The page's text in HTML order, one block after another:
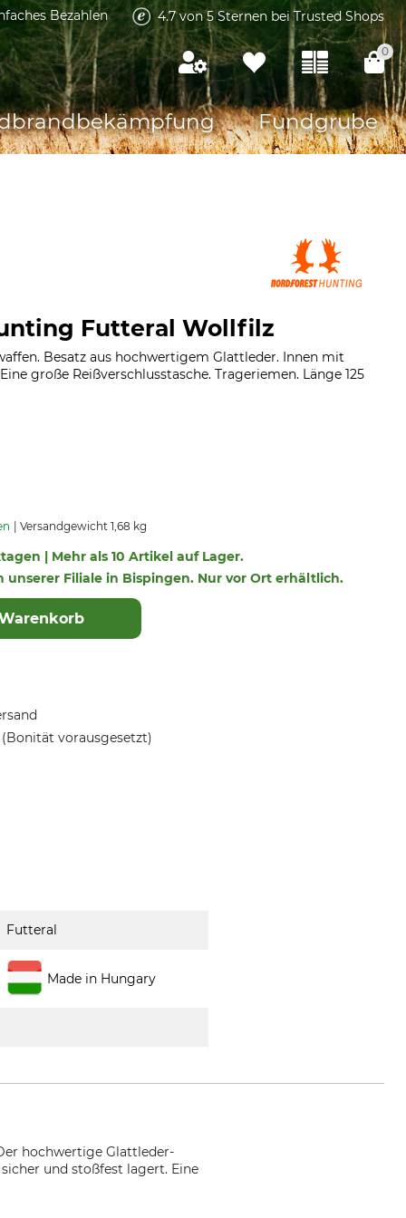
Bezahlen 4.7 von 5 Sternen bei Trusted Shops
0
Fundgrube
Futteral Wollfilz
Besatz aus hochwertigem Glattleder. Innen mit
große Reißverschlusstasche. Trageriemen. Länge 125
Versandgewicht 1,68 kg
| Mehr als 10 Artikel auf Lager.
unserer Filiale in Bispingen. Nur vor Ort erhältlich.
vorausgesetzt)
Futteral
Made in Hungary
hochwertige Glattleder-
und stoßfest lagert. Eine